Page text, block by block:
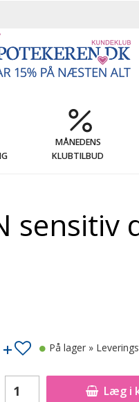
MÅNEDENS
KLUBTILBUD
sensitiv
Læg i
På lager »